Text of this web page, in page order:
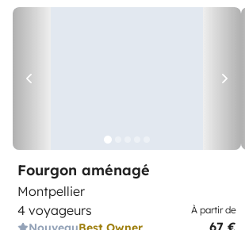
Fourgon aménagé
Montpellier
4 voyageurs
À partir de
67 €